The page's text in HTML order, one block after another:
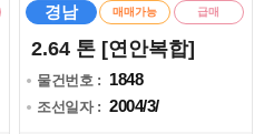
경남 매매가능 급매
2.64 톤 [연안복합]
물건번호 : 1848
조선일자 : 2004/3/